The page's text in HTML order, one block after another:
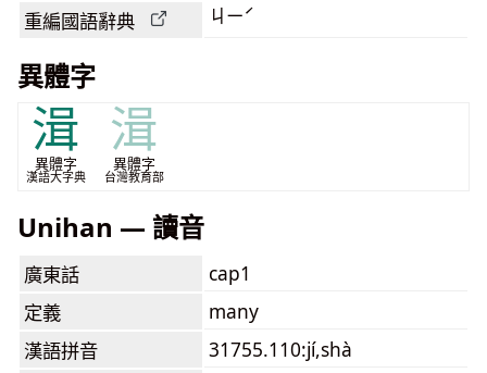
重編國語辭典 ㄐㄧˊ
異體字
湒
異體字
漢語大字典
湒
異體字
台灣教育部
Unihan — 讀音
廣東話
cap1
定義
many
漢語拼音
31755.110:jí,shà